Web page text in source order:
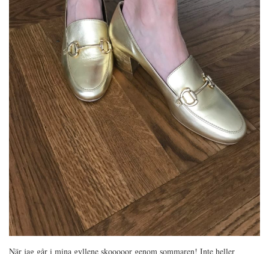
När jag går i mina gyllene skooooor genom sommaren! Inte heller